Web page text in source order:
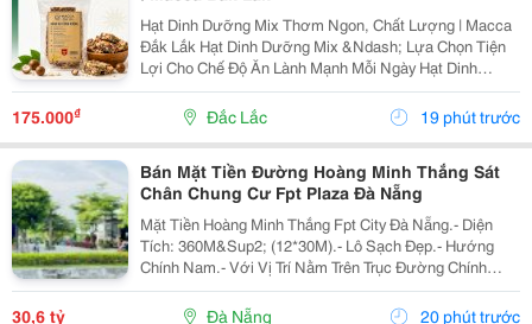
Hạt Dinh Dưỡng Mix Thơm Ngon, Chất Lượng | Macca
Đắk Lắk Hạt Dinh Dưỡng Mix &Ndash; Lựa Chọn Tiện
Lợi Cho Chế Độ Ăn Lành Mạnh Mỗi Ngày Hạt Dinh
Dưỡng Mix Là Sự Kết Hợp Của Nhiều Loại Hạt Giàu
Dưỡng Chất, Mang Đến Hương Vị Thơm Ngon Và Tiện
175.000₫ Đắc Lắc 19 phút trước
Bán Mặt Tiền Đường Hoàng Minh Thắng Sát
Chân Chung Cư Fpt Plaza Đà Nẵng
Mặt Tiền Hoàng Minh Thắng Fpt City Đà Nẵng.- Diện
Tích: 360M&Sup2; (12*30M).- Lô Sạch Đẹp.- Hướng
Chính Nam.- Với Vị Trí Nằm Trên Trục Đường Chính
Thông Từ Sân Bay Quốc Tế Đà Nẵng Ra Đến Bãi Tắm
Tân Trà. Là Một Trong Những Tuyến Đường Huyết Mạch
30,6 tỷ Đà Nẵng 20 phút trước